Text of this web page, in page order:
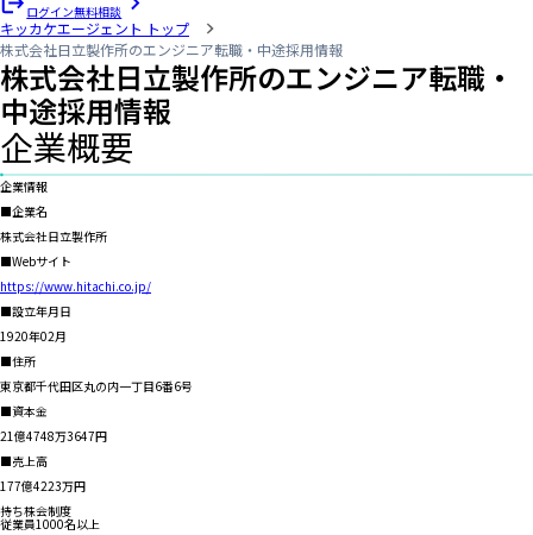
ログイン無料相談
キッカケエージェント トップ
株式会社日立製作所のエンジニア転職・中途採用情報
株式会社日立製作所のエンジニア転職・
中途採用情報
企業概要
企業情報
■企業名
株式会社日立製作所
■Webサイト
https://www.hitachi.co.jp/
■設立年月日
1920年02月
■住所
東京都千代田区丸の内一丁目6番6号
■資本金
21億4748万3647円
■売上高
177億4223万円
持ち株会制度
従業員1000名以上